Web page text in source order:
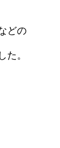
どの
た。